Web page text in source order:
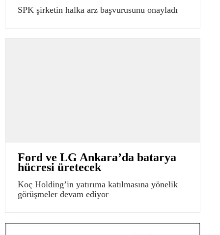
SPK şirketin halka arz başvurusunu onayladı
Ford ve LG Ankara’da batarya
hücresi üretecek
Koç Holding’in yatırıma katılmasına yönelik
görüşmeler devam ediyor